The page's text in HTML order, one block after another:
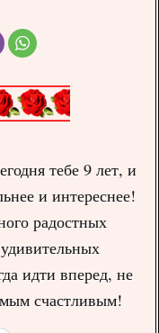
тебе 9 лет, и
и интереснее!
радостных
идти вперед, не
счастливым!